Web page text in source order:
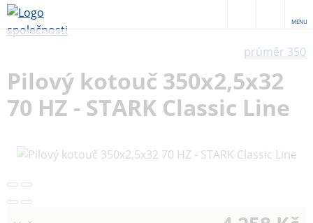
MENU
průměr 350
Pilový kotouč 350x2,5x32
70 HZ - STARK Classic Line